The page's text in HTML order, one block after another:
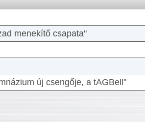
menekítő csapata"
új csengője, a tAGBell"